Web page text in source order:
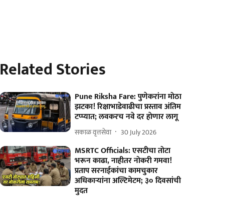
Related Stories
Pune Riksha Fare: पुणेकरांना मोठा
झटका! रिक्षाभाडेवाढीचा प्रस्ताव अंतिम
टप्प्यात; लवकरच नवे दर हाेणार लागू
सकाळ वृत्तसेवा 30 July 2026
MSRTC Officials: एसटीचा तोटा
भरून काढा, नाहीतर नोकरी गमवा!
प्रताप सरनाईकांचा कामचुकार
अधिकाऱ्यांना अल्टिमेटम; ३० दिवसांची
मुदत